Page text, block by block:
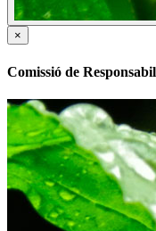
×
Comissió de